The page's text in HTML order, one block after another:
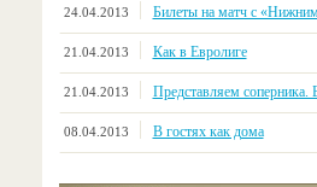
24.04.2013 Билеты на матч с
21.04.2013 Как в Евролиге
21.04.2013 Представляем
08.04.2013 В гостях как дома